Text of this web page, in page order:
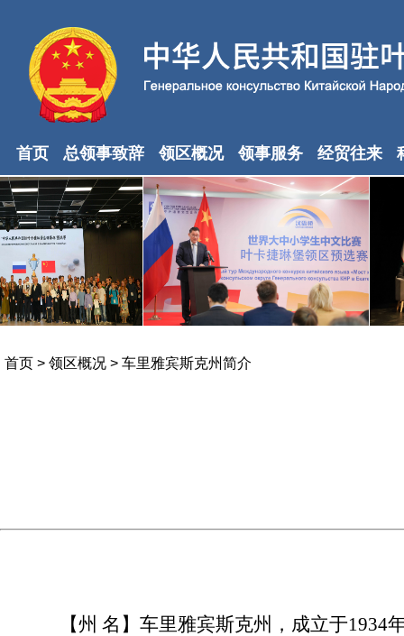
首页 总领事致辞 领区概况 领事服务 经贸往来
首页 > 领区概况 > 车里雅宾斯克州简介
【州 名】车里雅宾斯克州，成立于